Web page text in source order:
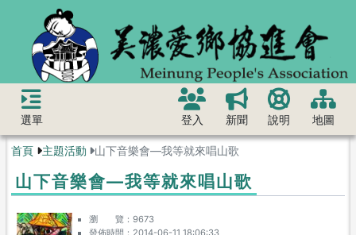
選單 登入 新聞 說明 地圖
首頁 主題活動 山下音樂會—我等就來唱山歌
山下音樂會—我等就來唱山歌
瀏 覽
9673